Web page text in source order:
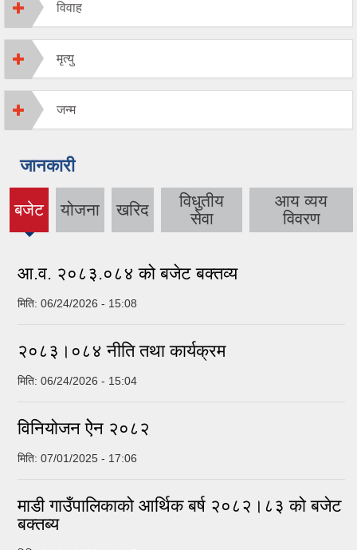
विवाह
मृत्यु
जन्म
जानकारी
बजेट
(active
tab)
योजना खरिद
विधुतीय
सेवा
आय व्यय
विवरण
आ.व. २०८३.०८४ को बजेट बक्तव्य
मिति: 06/24/2026 - 15:08
२०८३।०८४ नीति तथा कार्यक्रम
मिति: 06/24/2026 - 15:04
विनियोजन ऐेन २०८२
मिति: 07/01/2025 - 17:06
माडी गाउँपालिकाको आर्थिक बर्ष २०८२।८३ को बजेट
बक्तब्य